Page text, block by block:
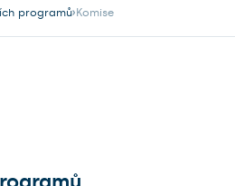
programů Komise